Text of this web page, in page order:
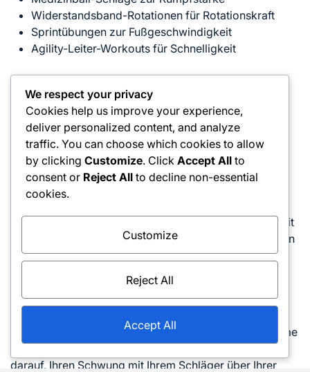
Widerstandsband-Rotationen für Rotationskraft
Sprintübungen zur Fußgeschwindigkeit
Agility-Leiter-Workouts für Schnelligkeit
Die Bedeutung des
Nachschwungs bei der
Kraftgenerierung
Ein starker Nachschwung ist entscheidend für die
Kraftgenerierung in einer beidhändigen Rückhand. Er
aufrechtzuerhalten, sondern sorgt auch für Genauigkeit
und Kontrolle. Ein vollständiger Nachschwung lässt den
Schläger hoch enden, was die Flugbahn und den Spin
Das Üben Ihres Nachschwungs kann Ihnen helfen,
Stoppen des Schwungs oder das Versäumnis, Ihre Arme
darauf, Ihren Schwung mit Ihrem Schläger über Ihrer
We respect your privacy
Cookies help us improve your experience,
deliver personalized content, and analyze
traffic. You can choose which cookies to allow
by clicking Customize. Click Accept All to
consent or Reject All to decline non-essential
cookies.
Customize
Reject All
Accept All